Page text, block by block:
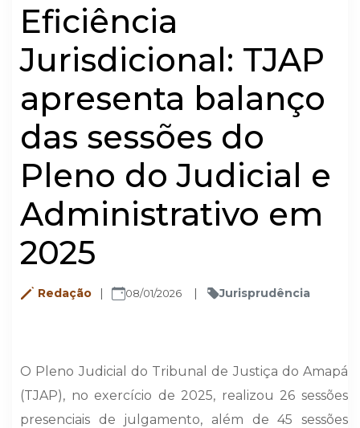
Eficiência
Jurisdicional: TJAP
apresenta balanço
das sessões do
Pleno do Judicial e
Administrativo em
2025
Redação 08/01/2026 Jurisprudência
O Pleno Judicial do Tribunal de Justiça do Amapá
(TJAP), no exercício de 2025, realizou 26 sessões
presenciais de julgamento, além de 45 sessões